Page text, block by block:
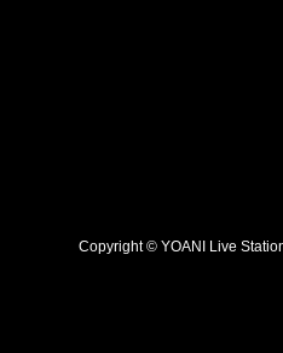
Copyright © YOANI Live